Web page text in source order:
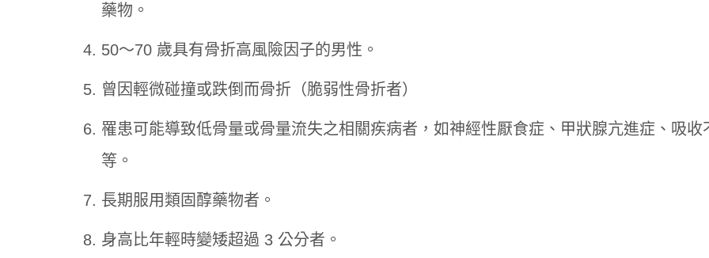
藥物。
50～70 歲具有骨折高風險因子的男性。
曾因輕微碰撞或跌倒而骨折（脆弱性骨折者）
罹患可能導致低骨量或骨量流失之相關疾病者，如神經性厭食症、甲狀腺亢進症、吸收
等。
長期服用類固醇藥物者。
身高比年輕時變矮超過 3 公分者。